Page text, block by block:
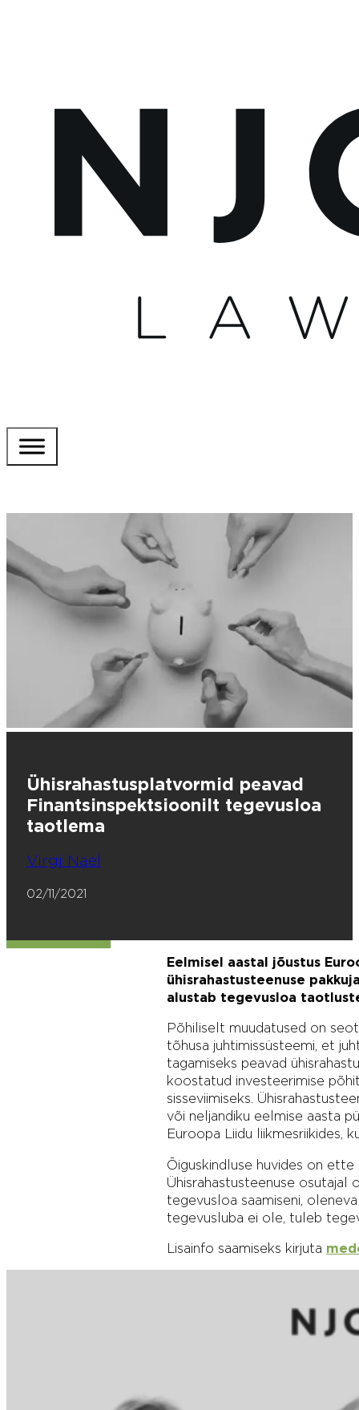
Ühisrahastusplatvormid peavad
Finantsinspektsioonilt tegevusloa
taotlema
Virgi Nael
02/11/2021
Eelmisel aastal jõustus
ühisrahastusteenuse
alustab tegevusloa
Põhiliselt muudatused on
tõhusa juhtimissüsteemi, et
tagamiseks peavad
koostatud investeerimise
sisseviimiseks.
või neljandiku eelmise aasta
Euroopa Liidu liikmesriikides,
Õiguskindluse huvides on
Ühisrahastusteenuse osutajal
tegevusloa saamiseni,
tegevusluba ei ole, tuleb
Lisainfo saamiseks kirjuta